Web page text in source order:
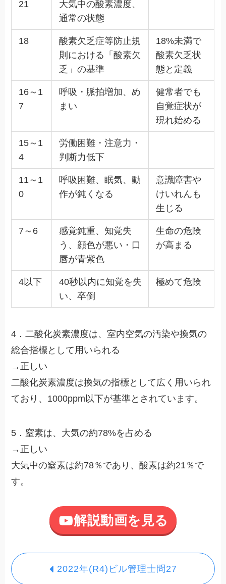
21
大気中の酸素濃度、
通常の状態
18
酸素欠乏症等防止規
則における「酸素欠
乏」の基準
18%未満で
酸素欠乏状
態と定義
16～1
7
呼吸・脈拍増加、め
まい
健常者でも
自覚症状が
現れ始める
15～1
4
労働困難・注意力・
判断力低下
11～1
0
呼吸困難、眠気、動
作が鈍くなる
意識障害や
けいれんも
生じる
7～6
感覚鈍重、知覚失
う、顔色が悪い・口
唇が青紫色
生命の危険
が高まる
4以下
40秒以内に知覚を失
い、卒倒
極めて危険
4．二酸化炭素濃度は、室内空気の汚染や換気の
総合指標として用いられる
→正しい
二酸化炭素濃度は換気の指標として広く用いられ
ており、1000ppm以下が基準とされています。
5．窒素は、大気の約78%を占める
→正しい
大気中の窒素は約78％であり、酸素は約21％で
す。
解説動画を見る
2022年(R4)ビル管理士問27